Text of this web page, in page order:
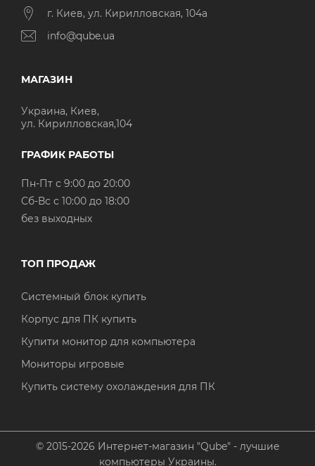
г. Киев, ул. Кирилловская, 104а
info@qube.ua
МАГАЗИН
Украина, Киев,
ул. Кирилловская,104
ГРАФИК РАБОТЫ
Пн-Пт с 9:00 до 20:00
Cб-Вс с 10:00 до 18:00
без выходных
ТОП ПРОДАЖ
Системный блок купить
Корпус для ПК купить
Купити монитор для компьютера
Мониторы игровые
Купить систему охолаждения для ПК
© 2015-2026 Интернет-магазин "Qube" - лучшие
компьютеры Украины.